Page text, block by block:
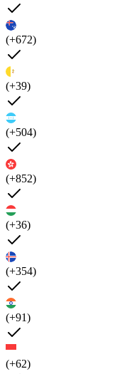
(+672)
(+39)
(+504)
(+852)
(+36)
(+354)
(+91)
(+62)